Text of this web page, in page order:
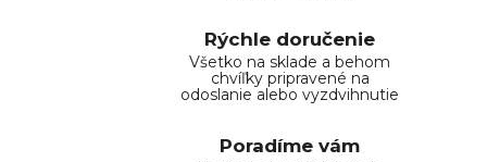
Rýchle doručenie
Všetko na sklade a behom
chvíľky pripravené na
odoslanie alebo vyzdvihnutie
Poradíme vám